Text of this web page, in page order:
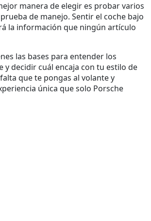
manera de elegir es probar varios
de manejo. Sentir el coche bajo
la información que ningún artículo
las bases para entender los
y decidir cuál encaja con tu estilo de
que te pongas al volante y
única que solo Porsche